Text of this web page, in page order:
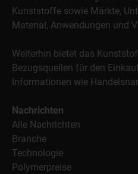
Kunststoffe sowie Märkte,
Material, Anwendungen und
Weiterhin bietet das
Bezugsquellen für den
Informationen wie
Nachrichten
Alle Nachrichten
Branche
Technologie
Polymerpreise